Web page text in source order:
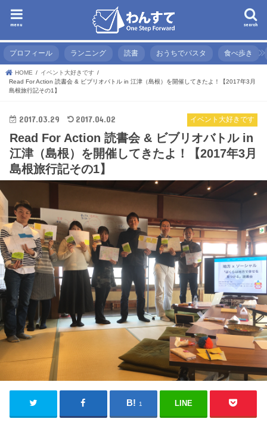
search
menu
プロフィール ランニング 読書 おうちでパスタ 食べ歩き
HOME
イベント大好きです
Read For Action 読書会 & ビブリオバトル in 江津（島根）を開催してきたよ！【2017年3月
島根旅行記その1】
イベント大好きです
2017.03.29 2017.04.02
Read For Action 読書会 & ビブリオバトル in
江津（島根）を開催してきたよ！【2017年3月
島根旅行記その1】
1 LINE